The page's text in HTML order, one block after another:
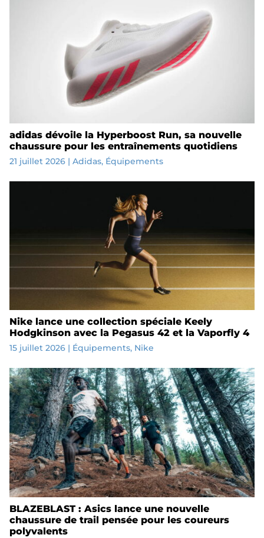
adidas dévoile la Hyperboost Run, sa nouvelle
chaussure pour les entraînements quotidiens
21 juillet 2026| Adidas, Équipements
Nike lance une collection spéciale Keely
Hodgkinson avec la Pegasus 42 et la Vaporfly 4
15 juillet 2026| Équipements, Nike
BLAZEBLAST : Asics lance une nouvelle
chaussure de trail pensée pour les coureurs
polyvalents